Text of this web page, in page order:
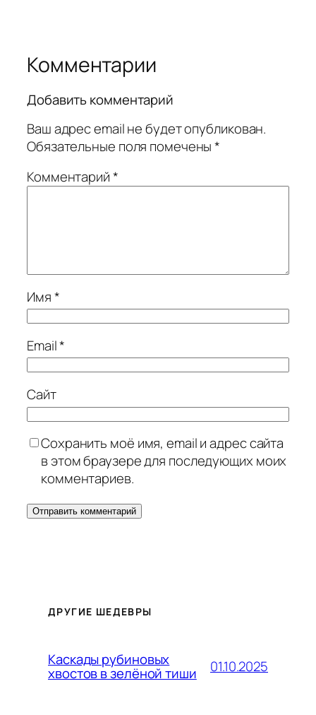
Комментарии
Добавить комментарий
Ваш адрес email не будет опубликован.
Обязательные поля помечены*
Комментарий*
Имя*
Email*
Сайт
Сохранить моё имя, email и адрес сайта
в этом браузере для последующих моих
комментариев.
ДРУГИЕ ШЕДЕВРЫ
Каскады рубиновых
хвостов в зелёной тиши 01.10.2025